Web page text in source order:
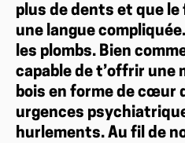
plus de dents et que
une langue
les plombs. Bien
capable de t’offrir une
bois en forme de cœur
urgences
hurlements. Au fil de